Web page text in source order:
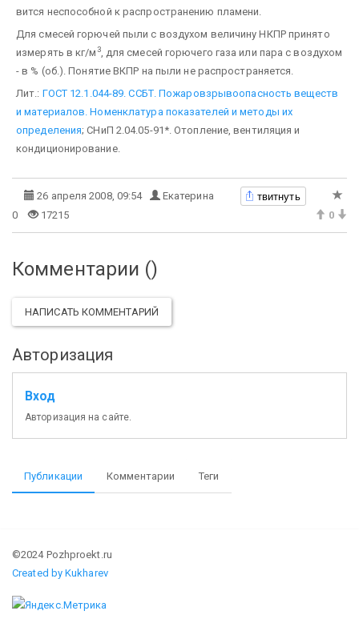
вится неспособной к распространению пламени.
Для смесей горючей пыли с воздухом величину НКПР принято
измерять в кг/м3, для смесей горю­чего газа или пара с воздухом
- в % (об.). Понятие ВКПР на пыли не распространяется.
Лит.: ГОСТ 12.1.044-89. ССБТ. Пожаровзрывоопасность веществ
и материалов. Номенклатура показателей и методы их
определения; СНиП 2.04.05-91*. Отопление, вентиляция и
кондиционирование.
26 апреля 2008, 09:54 Екатерина твитнуть
0 17215 0
Комментарии ()
НАПИСАТЬ КОММЕНТАРИЙ
Авторизация
Вход
Авторизация на сайте.
Публикации Комментарии Теги
©2024 Pozhproekt.ru
Created by Kukharev